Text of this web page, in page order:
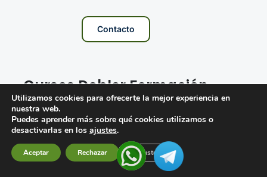
Contacto
Cursos Dobler Formación
Oposiciones Servicio Andaluz de Salud
Oposiciones Servicio Aragones de Salud
Utilizamos cookies para ofrecerte la mejor experiencia en
nuestra web.
Puedes aprender más sobre qué cookies utilizamos o
desactivarlas en los ajustes.
Aceptar Rechazar Ajustes